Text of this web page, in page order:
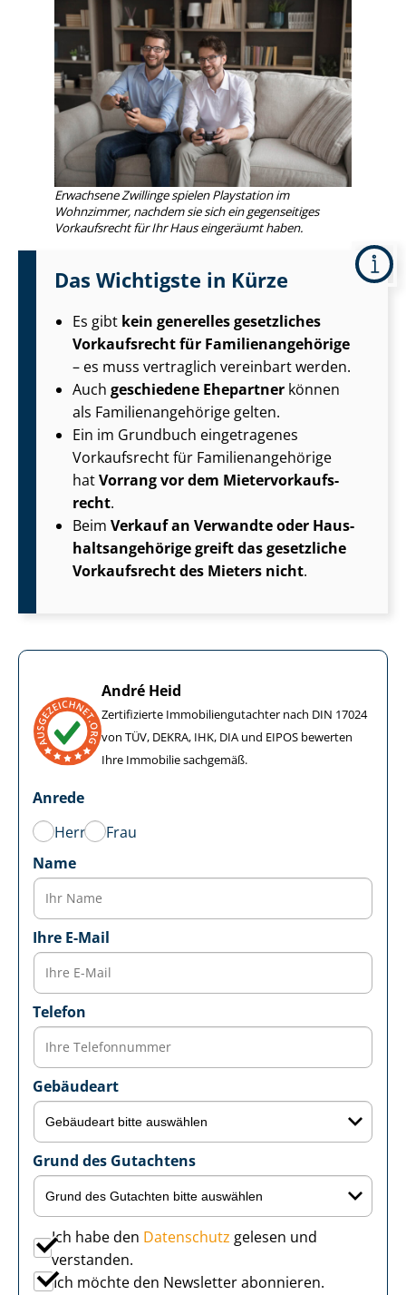
Erwachsene Zwillinge spielen Playstation im
Wohnzimmer, nachdem sie sich ein gegenseitiges
Vorkaufsrecht für Ihr Haus eingeräumt haben.
Das Wichtigste in Kürze
Es gibt kein generelles gesetzliches
Vorkaufsrecht für Fa­mi­li­en­an­ge­hö­ri­ge
– es muss vertraglich vereinbart werden.
Auch geschiedene Ehepartner können
als Fa­mi­li­en­an­ge­hö­ri­ge gelten.
Ein im Grundbuch eingetragenes
Vorkaufsrecht für Fa­mi­li­en­an­ge­hö­ri­ge
hatVorrang vor dem Mie­ter­vor­kaufs­
recht.
Beim Verkauf an Verwandte oder Haus­
halts­an­ge­hö­ri­ge greift das gesetzliche
Vorkaufsrecht des Mieters nicht.
André Heid
Zertifizierte Im­mo­bi­li­en­gut­ach­ter nach DIN 17024
von TÜV, DEKRA, IHK, DIA und EIPOS bewerten
Ihre Immobilie sachgemäß.
Anrede
Herr
Frau
Name
Ihre E-Mail
Telefon
Gebäudeart
Grund des Gutachtens
Ich habe den Datenschutz gelesen und
verstanden.
Ich möchte den Newsletter abonnieren.